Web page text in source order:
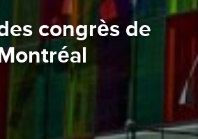
congrès de